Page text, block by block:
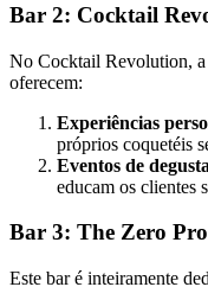
Bar 2: Cocktail
No Cocktail Revolution,
oferecem:
Experiências
próprios coquetéis
Eventos de
educam os clientes
Bar 3: The Zero
Este bar é inteiramente